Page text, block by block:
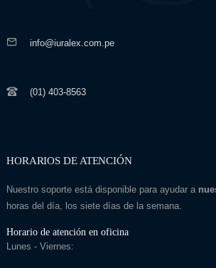
info@iuralex.com.pe
(01) 403-8563
HORARIOS DE ATENCIÓN
Nuestro soporte está disponible para ayudar a
horas del día, los siete días de la semana.
Horario de atención en oficina
Lunes - Viernes: